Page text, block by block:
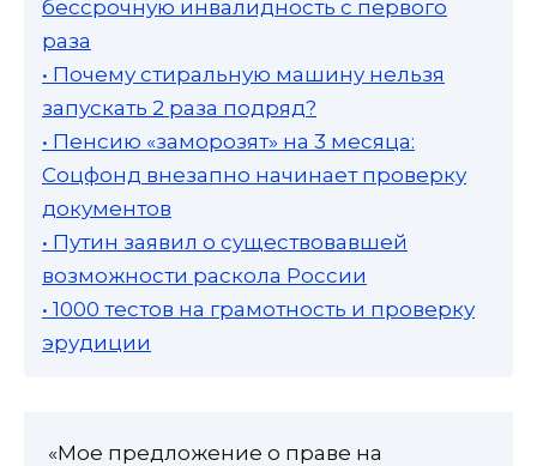
бессрочную инвалидность с первого
раза
• Почему стиральную машину нельзя
запускать 2 раза подряд?
• Пенсию «заморозят» на 3 месяца:
Соцфонд внезапно начинает проверку
документов
• Путин заявил о существовавшей
возможности раскола России
• 1000 тестов на грамотность и проверку
эрудиции
«Мое предложение о праве на